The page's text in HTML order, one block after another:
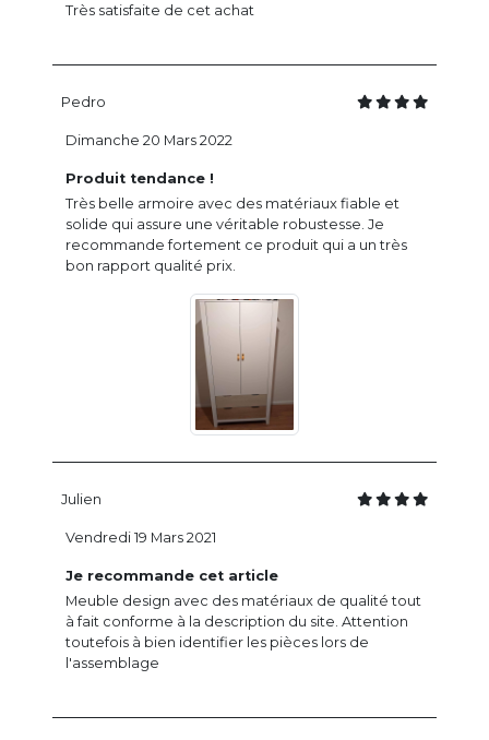
Très satisfaite de cet achat
Pedro
Produit tendance !
Très belle armoire avec des matériaux fiable et
solide qui assure une véritable robustesse. Je
recommande fortement ce produit qui a un très
bon rapport qualité prix.
Dimanche 20 Mars 2022
Julien
Je recommande cet article
Meuble design avec des matériaux de qualité tout
à fait conforme à la description du site. Attention
toutefois à bien identifier les pièces lors de
l'assemblage
Vendredi 19 Mars 2021